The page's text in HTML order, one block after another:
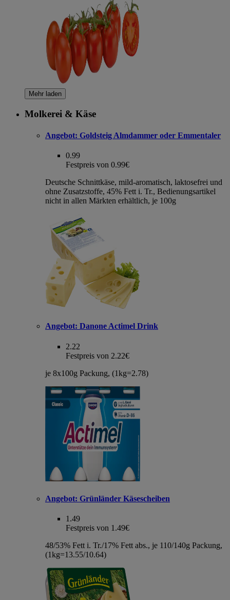
Mehr laden
Molkerei & Käse
Angebot: Goldsteig Almdammer oder Emmentaler
0.99
Festpreis von 0.99€
Deutsche Schnittkäse, mild-aromatisch, laktosefrei und
ohne Zusatzstoffe, 45% Fett i. Tr., Bedienungsartikel
nicht in allen Märkten erhältlich, je 100g
Angebot: Danone Actimel Drink
2.22
Festpreis von 2.22€
je 8x100g Packung, (1kg=2.78)
Angebot: Grünländer Käsescheiben
1.49
Festpreis von 1.49€
48/53% Fett i. Tr./17% Fett abs., je 110/140g Packung,
(1kg=13.55/10.64)